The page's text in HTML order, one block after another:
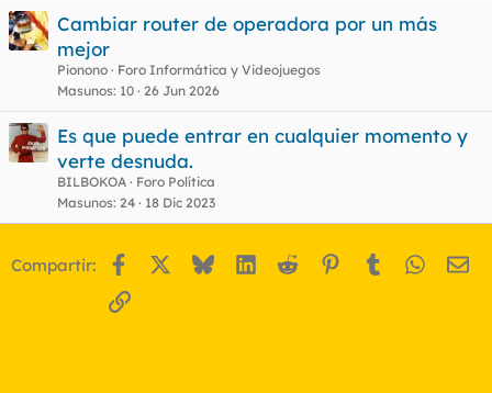
Cambiar router de operadora por un más
mejor
Pionono
Foro Informática y Videojuegos
Masunos 10 26 Jun 2026
Es que puede entrar en cualquier momento y
verte desnuda.
BILBOKOA
Foro Política
Masunos 24 18 Dic 2023
Compartir: Facebook BlueskyLinkedIn
Reddit Pinterest
Tumblr
Enlace